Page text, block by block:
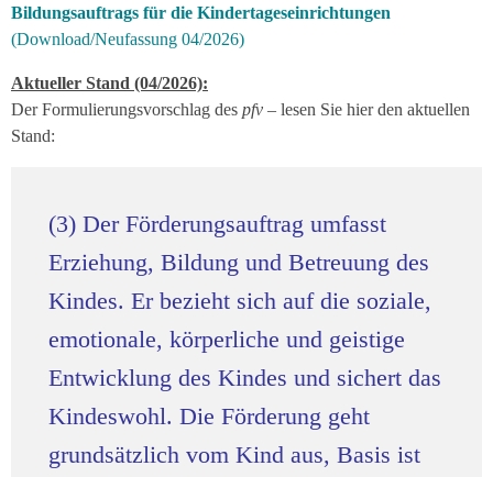
Bildungsauftrags für die Kindertageseinrichtungen
(Download/Neufassung 04/2026)
Aktueller Stand (04/2026):
Der Formulierungsvorschlag des pfv – lesen Sie hier den aktuellen
Stand:
(3) Der Förderungsauftrag umfasst
Erziehung, Bildung und Betreuung des
Kindes. Er bezieht sich auf die soziale,
emotionale, körperliche und geistige
Entwicklung des Kindes und sichert das
Kindeswohl. Die Förderung geht
grundsätzlich vom Kind aus, Basis ist